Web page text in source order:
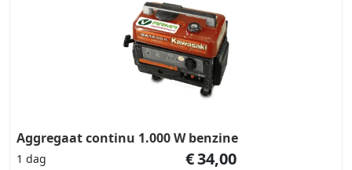
Aggregaat continu 1.000 W benzine
1 dag €34,00